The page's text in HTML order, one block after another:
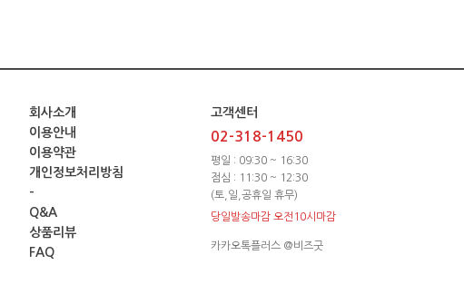
회사소개
이용안내
이용약관
개인정보처리방침
-
Q&A
상품리뷰
FAQ
고객센터
02-318-1450
평일 : 09:30 ~ 16:30
점심 : 11:30 ~ 12:30
(토,일,공휴일 휴무)
당일발송마감 오전10시마감
카카오톡플러스 @비즈굿